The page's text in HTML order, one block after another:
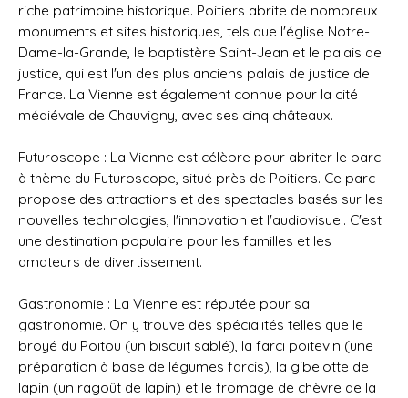
riche patrimoine historique. Poitiers abrite de nombreux
monuments et sites historiques, tels que l'église Notre-
Dame-la-Grande, le baptistère Saint-Jean et le palais de
justice, qui est l'un des plus anciens palais de justice de
France. La Vienne est également connue pour la cité
médiévale de Chauvigny, avec ses cinq châteaux.
Futuroscope : La Vienne est célèbre pour abriter le parc
à thème du Futuroscope, situé près de Poitiers. Ce parc
propose des attractions et des spectacles basés sur les
nouvelles technologies, l'innovation et l'audiovisuel. C'est
une destination populaire pour les familles et les
amateurs de divertissement.
Gastronomie : La Vienne est réputée pour sa
gastronomie. On y trouve des spécialités telles que le
broyé du Poitou (un biscuit sablé), la farci poitevin (une
préparation à base de légumes farcis), la gibelotte de
lapin (un ragoût de lapin) et le fromage de chèvre de la